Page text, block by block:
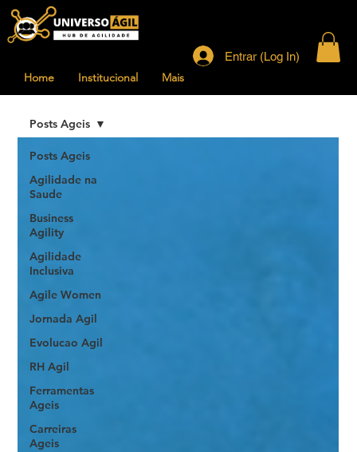
Home Institucional Mais
Entrar (Log In)
Posts Ageis
Agilidade na
Saude
Business
Agility
Agilidade
Inclusiva
Agile Women
Jornada Agil
Evolucao Agil
RH Agil
Ferramentas
Ageis
Carreiras
Ageis
Posts Ageis